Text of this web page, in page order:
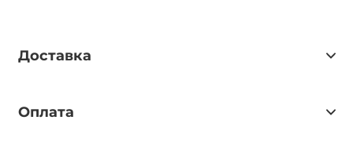
Доставка
Оплата